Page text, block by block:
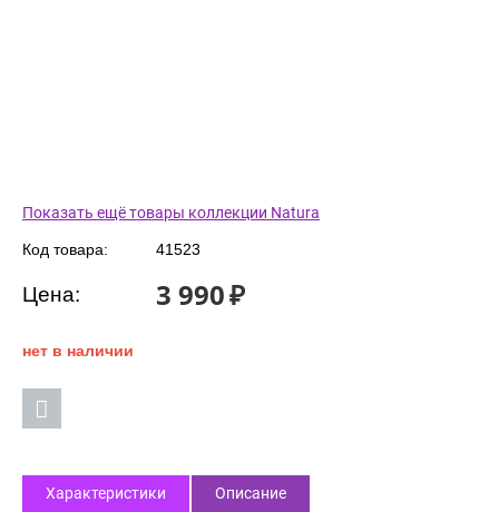
Показать ещё товары коллекции Natura
Код товара: 41523
Цена: 3 990₽
нет в наличии
Характеристики Описание